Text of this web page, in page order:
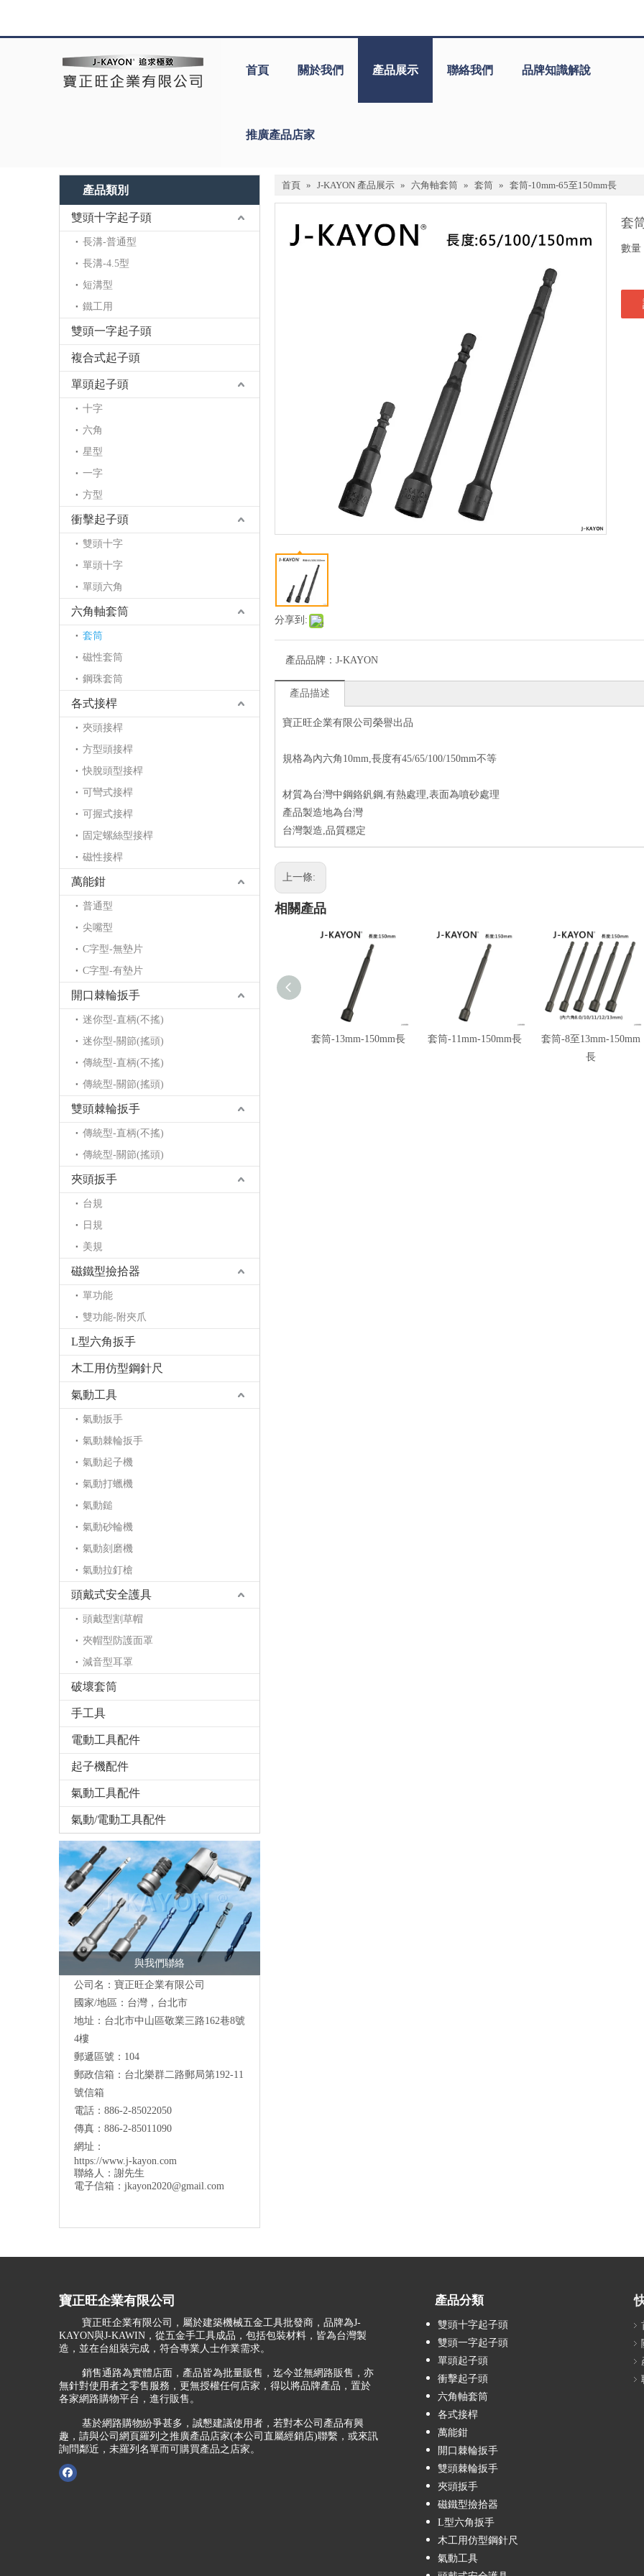
首頁 關於我們 產品展示 聯絡我們 品牌知識解說
推廣產品店家
產品類別
雙頭十字起子頭
長溝-普通型
長溝-4.5型
短溝型
鐵工用
雙頭一字起子頭
複合式起子頭
單頭起子頭
十字
六角
星型
一字
方型
衝擊起子頭
雙頭十字
單頭十字
單頭六角
六角軸套筒
套筒
磁性套筒
鋼珠套筒
各式接桿
夾頭接桿
方型頭接桿
快脫頭型接桿
可彎式接桿
可握式接桿
固定螺絲型接桿
磁性接桿
萬能鉗
普通型
尖嘴型
C字型-無墊片
C字型-有墊片
開口棘輪扳手
迷你型-直柄(不搖)
迷你型-關節(搖頭)
傳統型-直柄(不搖)
傳統型-關節(搖頭)
雙頭棘輪扳手
傳統型-直柄(不搖)
傳統型-關節(搖頭)
夾頭扳手
台規
日規
美規
磁鐵型撿拾器
單功能
雙功能-附夾爪
L型六角扳手
木工用仿型鋼針尺
氣動工具
氣動扳手
氣動棘輪扳手
氣動起子機
氣動打蠟機
氣動鎚
氣動砂輪機
氣動刻磨機
氣動拉釘槍
頭戴式安全護具
頭戴型割草帽
夾帽型防護面罩
減音型耳罩
破壞套筒
手工具
電動工具配件
起子機配件
氣動工具配件
氣動/電動工具配件
與我們聯絡
公司名：寶正旺企業有限公司
國家/地區：台灣，台北市
地址：台北市中山區敬業三路162巷8號
4樓
郵遞區號：104
郵政信箱：台北樂群二路郵局第192-11
號信箱
電話：886-2-85022050
傳真：886-2-85011090
網址：
https://www.j-kayon.com
聯絡人：謝先生
電子信箱： jkayon2020@gmail.com
首頁 » J-KAYON 產品展示 » 六角軸套筒 » 套筒 » 套筒-10mm-65至150mm長
分享到:
套
數量
產品品牌： J-KAYON
產品描述
寶正旺企業有限公司榮譽出品
規格為內六角10mm,長度有45/65/100/150mm不等
材質為台灣中鋼鉻釩鋼,有熱處理,表面為噴砂處理
產品製造地為台灣
台灣製造,品質穩定
上一條:
相關產品
套筒-13mm-150mm長 套筒-11mm-150mm長
套筒-8至13mm-150mm
長
寶正旺企業有限公司
寶正旺企業有限公司，屬於建築機械五金工具批發商，品牌為J-
KAYON與J-KAWIN，從五金手工具成品，包括包裝材料，皆為台灣製
造，並在台組裝完成，符合專業人士作業需求。
銷售通路為實體店面，產品皆為批量販售，迄今並無網路販售，亦
無針對使用者之零售服務，更無授權任何店家，得以將品牌產品，置於
各家網路購物平台，進行販售。
基於網路購物紛爭甚多，誠懇建議使用者，若對本公司產品有興
趣，請與公司網頁羅列之推廣產品店家(本公司直屬經銷店)聯繫，或來訊
詢問鄰近，未羅列名單而可購買產品之店家。
產品分類
雙頭十字起子頭
雙頭一字起子頭
單頭起子頭
衝擊起子頭
六角軸套筒
各式接桿
萬能鉗
開口棘輪扳手
雙頭棘輪扳手
夾頭扳手
磁鐵型撿拾器
L型六角扳手
木工用仿型鋼針尺
氣動工具